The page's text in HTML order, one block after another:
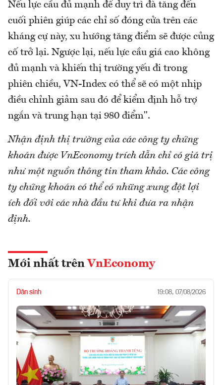
Nếu lực cầu đủ mạnh để duy trì đà tăng đến
cuối phiên giúp các chỉ số đóng cửa trên các
kháng cự này, xu hướng tăng điểm sẽ được củng
cố trở lại. Ngược lại, nếu lực cầu giá cao không
đủ mạnh và khiến thị trường yếu đi trong
phiên chiều, VN-Index có thể sẽ có một nhịp
điều chỉnh giảm sau đó để kiểm định hỗ trợ
ngắn và trung hạn tại 980 điểm".
Nhận định thị trường của các công ty chứng
khoán được VnEconomy trích dẫn chỉ có giá trị
như một nguồn thông tin tham khảo. Các công
ty chứng khoán có thể có những xung đột lợi
ích đối với các nhà đầu tư khi đưa ra nhận
định.
Mới nhất trên VnEconomy
Dân sinh 19:08, 07/08/2026